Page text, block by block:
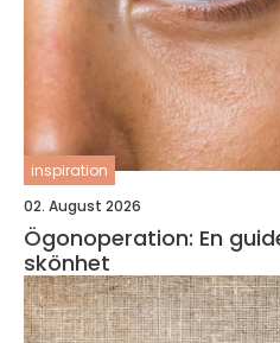
inspiration
02. August 2026
Ögonoperation: En
skönhet